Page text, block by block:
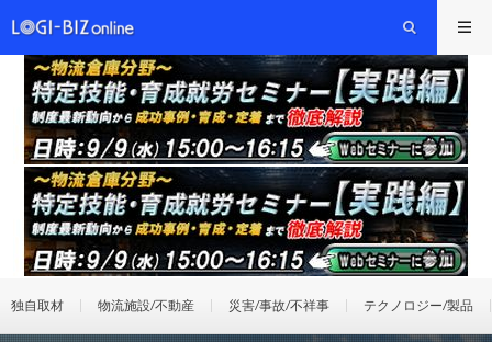
独自取材 物流施設/不動産 災害/事故/不祥事 テクノロジー/製品